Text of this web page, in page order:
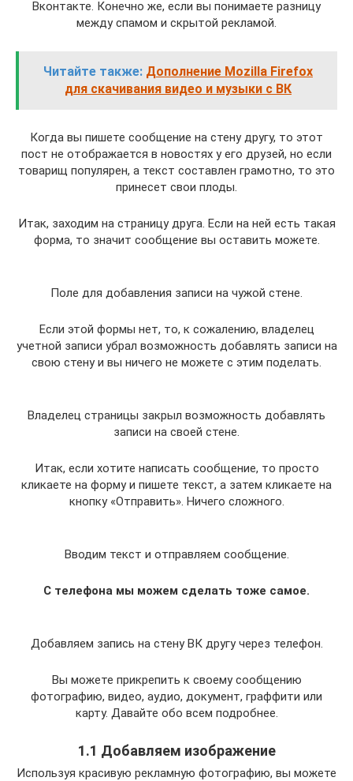
Вконтакте. Конечно же, если вы понимаете разницу
между спамом и скрытой рекламой.
Читайте также: Дополнение Mozilla Firefox
для скачивания видео и музыки с ВК
Когда вы пишете сообщение на стену другу, то этот
пост не отображается в новостях у его друзей, но если
товарищ популярен, а текст составлен грамотно, то это
принесет свои плоды.
Итак, заходим на страницу друга. Если на ней есть такая
форма, то значит сообщение вы оставить можете.
Поле для добавления записи на чужой стене.
Если этой формы нет, то, к сожалению, владелец
учетной записи убрал возможность добавлять записи на
свою стену и вы ничего не можете с этим поделать.
Владелец страницы закрыл возможность добавлять
записи на своей стене.
Итак, если хотите написать сообщение, то просто
кликаете на форму и пишете текст, а затем кликаете на
кнопку «Отправить». Ничего сложного.
Вводим текст и отправляем сообщение.
C телефона мы можем сделать тоже самое.
Добавляем запись на стену ВК другу через телефон.
Вы можете прикрепить к своему сообщению
фотографию, видео, аудио, документ, граффити или
карту. Давайте обо всем подробнее.
1.1 Добавляем изображение
Используя красивую рекламную фотографию, вы можете